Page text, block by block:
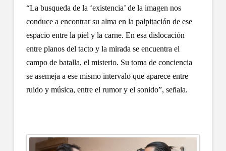
“La busqueda de la ‘existencia’ de la imagen nos
conduce a encontrar su alma en la palpitación de ese
espacio entre la piel y la carne. En esa dislocación
entre planos del tacto y la mirada se encuentra el
campo de batalla, el misterio. Su toma de conciencia
se asemeja a ese mismo intervalo que aparece entre
ruido y música, entre el rumor y el sonido”, señala.